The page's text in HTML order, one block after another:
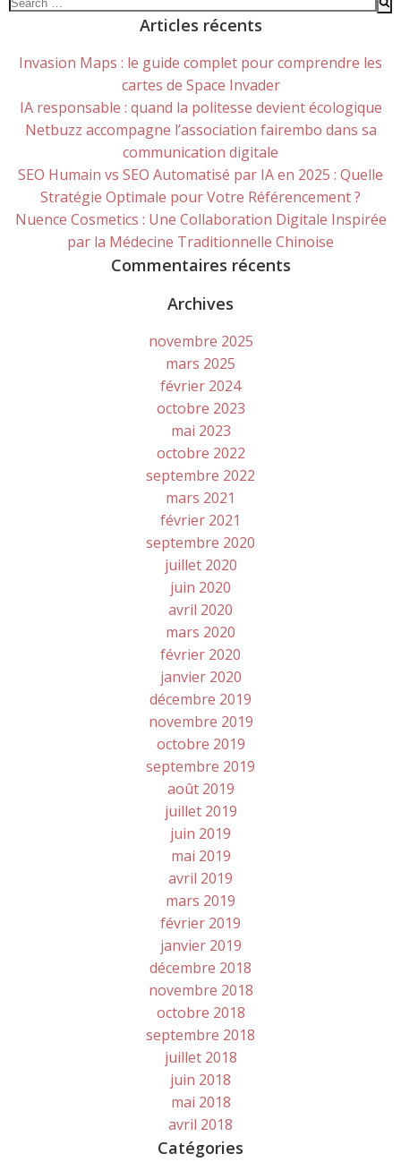
Articles récents
Invasion Maps : le guide complet pour comprendre les
cartes de Space Invader
IA responsable : quand la politesse devient écologique
Netbuzz accompagne l’association fairembo dans sa
communication digitale
SEO Humain vs SEO Automatisé par IA en 2025 : Quelle
Stratégie Optimale pour Votre Référencement ?
Nuence Cosmetics : Une Collaboration Digitale Inspirée
par la Médecine Traditionnelle Chinoise
Commentaires récents
Archives
novembre 2025
mars 2025
février 2024
octobre 2023
mai 2023
octobre 2022
septembre 2022
mars 2021
février 2021
septembre 2020
juillet 2020
juin 2020
avril 2020
mars 2020
février 2020
janvier 2020
décembre 2019
novembre 2019
octobre 2019
septembre 2019
août 2019
juillet 2019
juin 2019
mai 2019
avril 2019
mars 2019
février 2019
janvier 2019
décembre 2018
novembre 2018
octobre 2018
septembre 2018
juillet 2018
juin 2018
mai 2018
avril 2018
Catégories